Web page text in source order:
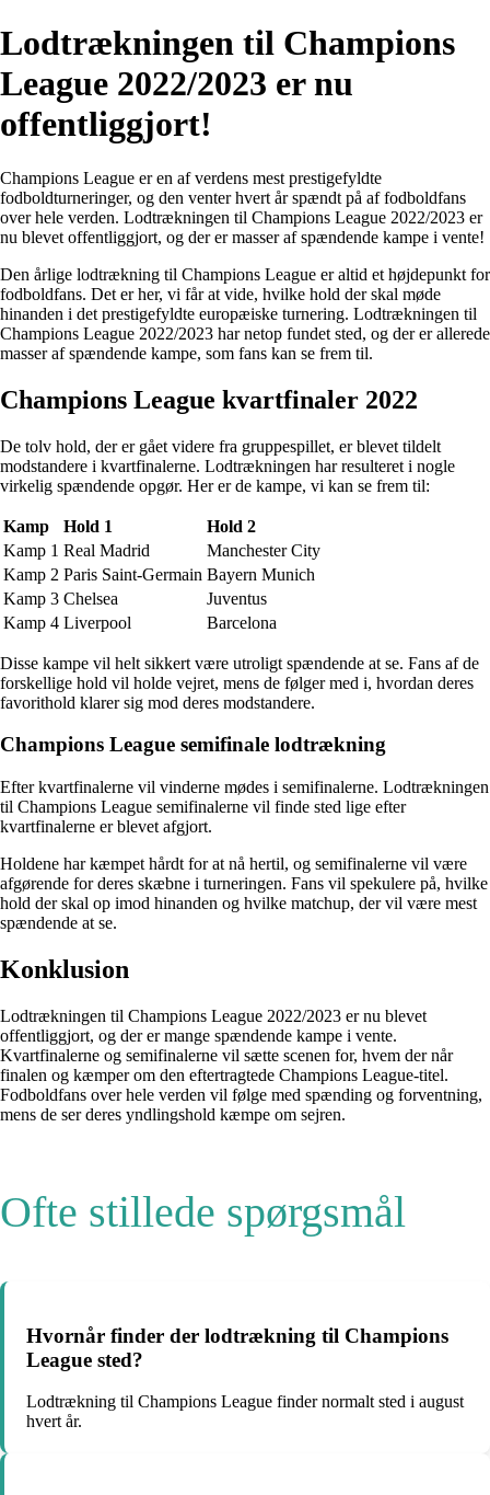
Lodtrækningen til Champions
League 2022/2023 er nu
offentliggjort!
Champions League er en af verdens mest prestigefyldte
fodboldturneringer, og den venter hvert år spændt på af fodboldfans
over hele verden. Lodtrækningen til Champions League 2022/2023 er
nu blevet offentliggjort, og der er masser af spændende kampe i vente!
Den årlige lodtrækning til Champions League er altid et højdepunkt for
fodboldfans. Det er her, vi får at vide, hvilke hold der skal møde
hinanden i det prestigefyldte europæiske turnering. Lodtrækningen til
Champions League 2022/2023 har netop fundet sted, og der er allerede
masser af spændende kampe, som fans kan se frem til.
Champions League kvartfinaler 2022
De tolv hold, der er gået videre fra gruppespillet, er blevet tildelt
modstandere i kvartfinalerne. Lodtrækningen har resulteret i nogle
virkelig spændende opgør. Her er de kampe, vi kan se frem til:
Kamp Hold 1
Hold 2
Kamp 1 Real Madrid
Manchester City
Kamp 2 Paris Saint-Germain Bayern Munich
Kamp 3 Chelsea
Juventus
Kamp 4 Liverpool Barcelona
Disse kampe vil helt sikkert være utroligt spændende at se. Fans af de
forskellige hold vil holde vejret, mens de følger med i, hvordan deres
favorithold klarer sig mod deres modstandere.
Champions League semifinale lodtrækning
Efter kvartfinalerne vil vinderne mødes i semifinalerne. Lodtrækningen
til Champions League semifinalerne vil finde sted lige efter
kvartfinalerne er blevet afgjort.
Holdene har kæmpet hårdt for at nå hertil, og semifinalerne vil være
afgørende for deres skæbne i turneringen. Fans vil spekulere på, hvilke
hold der skal op imod hinanden og hvilke matchup, der vil være mest
spændende at se.
Konklusion
Lodtrækningen til Champions League 2022/2023 er nu blevet
offentliggjort, og der er mange spændende kampe i vente.
Kvartfinalerne og semifinalerne vil sætte scenen for, hvem der når
finalen og kæmper om den eftertragtede Champions League-titel.
Fodboldfans over hele verden vil følge med spænding og forventning,
mens de ser deres yndlingshold kæmpe om sejren.
Ofte stillede spørgsmål
Hvornår finder der lodtrækning til Champions
League sted?
Lodtrækning til Champions League finder normalt sted i august
hvert år.